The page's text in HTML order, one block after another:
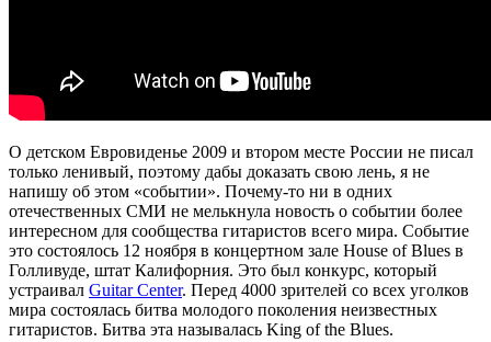
О детском Евровиденье 2009 и втором месте России не писал
только ленивый, поэтому дабы доказать свою лень, я не
напишу об этом «событии». Почему-то ни в одних
отечественных СМИ не мелькнула новость о событии более
интересном для сообщества гитаристов всего мира. Событие
это состоялось 12 ноября в концертном зале House of Blues в
Голливуде, штат Калифорния. Это был конкурс, который
устраивал Guitar Center. Перед 4000 зрителей со всех уголков
мира состоялась битва молодого поколения неизвестных
гитаристов. Битва эта называлась King of the Blues.